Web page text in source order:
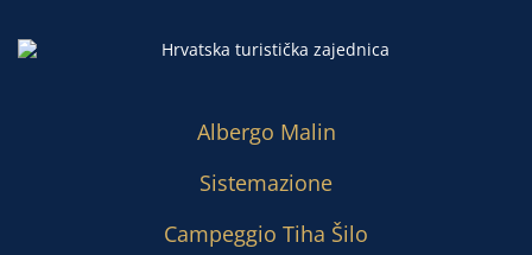
Albergo Malin
Sistemazione
Campeggio Tiha Šilo